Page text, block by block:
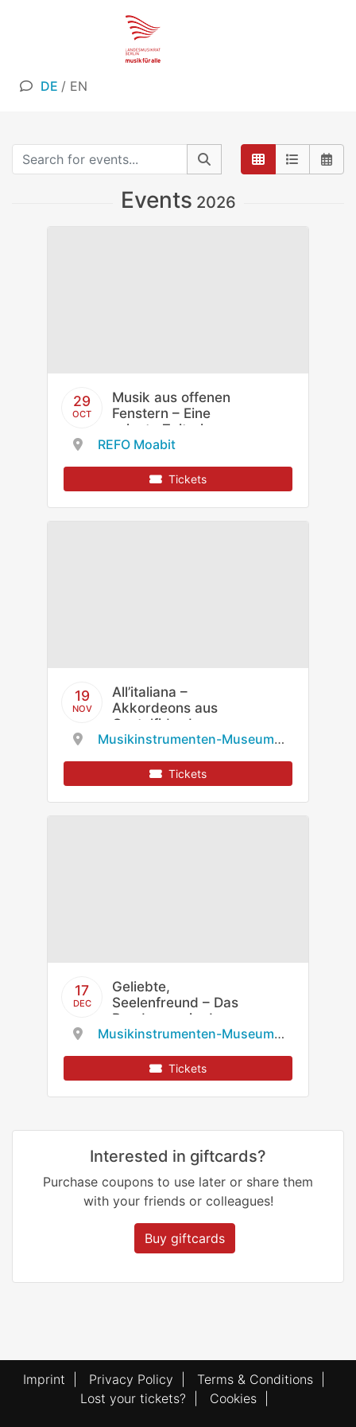
DE / EN
Events 2026
29
OCT
Musik aus offenen
Fenstern – Eine
private Zeitreise:
Das Akkordeon im
Jahrhunderts
REFO Moabit
Tickets
19
NOV
All’italiana –
Akkordeons aus
Castelfidardo
Musikinstrumenten-Museum des Staatlichen Instituts für Musikforschung
Tickets
17
DEC
Geliebte,
Seelenfreund – Das
Bandoneon in der
Weltliteratur
Musikinstrumenten-Museum des Staatlichen Instituts für Musikforschung
Tickets
Interested in giftcards?
Purchase coupons to use later or share them
with your friends or colleagues!
Buy giftcards
Imprint Privacy Policy Terms & Conditions
Lost your tickets?
Cookies|